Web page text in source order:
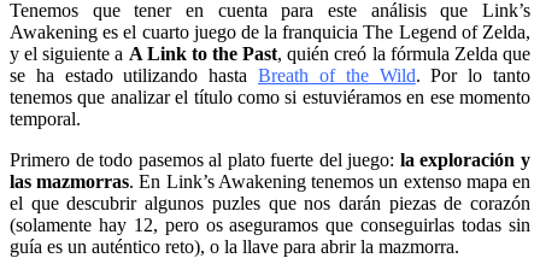
Tenemos que tener en cuenta para este análisis que Link’s
Awakening es el cuarto juego de la franquicia The Legend of Zelda,
y el siguiente a A Link to the Past, quién creó la fórmula Zelda que
se ha estado utilizando hastaBreath of the Wild. Por lo tanto
tenemos que analizar el título como si estuviéramos en ese momento
temporal.
Primero de todo pasemos al plato fuerte del juego: la exploración y
las mazmorras. En Link’s Awakening tenemos un extenso mapa en
el que descubrir algunos puzles que nos darán piezas de corazón
(solamente hay 12, pero os aseguramos que conseguirlas todas sin
guía es un auténtico reto), o la llave para abrir la mazmorra.